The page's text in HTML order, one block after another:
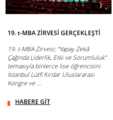
19. t-MBA ZİRVESİ GERÇEKLEŞTİ
19. t-MBA Zirvesi; “Yapay Zekâ
Çağında Liderlik, Etki ve Sorumluluk”
temasıyla binlerce lise öğrencisini
İstanbul Lütfi Kırdar Uluslararası
Kongre ve ...
HABERE GİT